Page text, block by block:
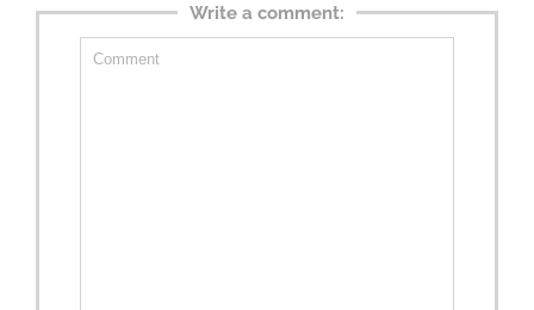
Write a comment: